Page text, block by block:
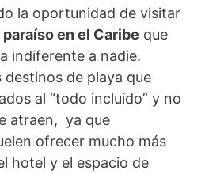
la oportunidad de visitar
paraíso en el Caribe que
indiferente a nadie.
destinos de playa que
al “todo incluido” y no
atraen, ya que
ofrecer mucho más
hotel y el espacio de